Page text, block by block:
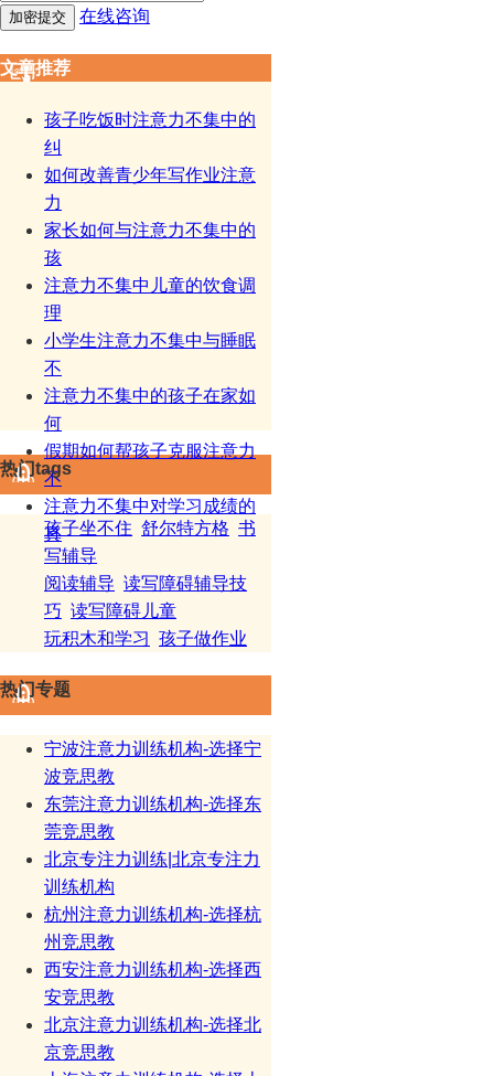
在线咨询
文章推荐
孩子吃饭时注意力不集中的
纠
如何改善青少年写作业注意
力
家长如何与注意力不集中的
孩
注意力不集中儿童的饮食调
理
小学生注意力不集中与睡眠
不
注意力不集中的孩子在家如
何
假期如何帮孩子克服注意力
不
注意力不集中对学习成绩的
真
热门tags
孩子坐不住 舒尔特方格 书
写辅导
阅读辅导 读写障碍辅导技
巧 读写障碍儿童
玩积木和学习 孩子做作业
热门专题
宁波注意力训练机构-选择宁
波竞思教
东莞注意力训练机构-选择东
莞竞思教
北京专注力训练|北京专注力
训练机构
杭州注意力训练机构-选择杭
州竞思教
西安注意力训练机构-选择西
安竞思教
北京注意力训练机构-选择北
京竞思教